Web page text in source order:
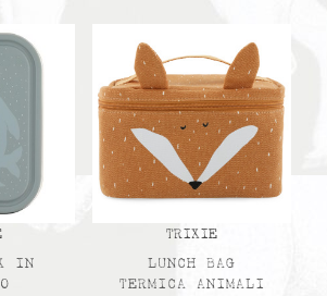
IN
TRIXIE
LUNCH BAG
TERMICA ANIMALI